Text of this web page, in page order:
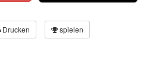
Drucken spielen